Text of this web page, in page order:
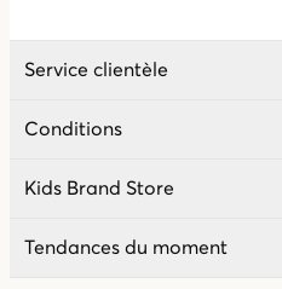
Service clientèle
Conditions
Kids Brand Store
Tendances du moment